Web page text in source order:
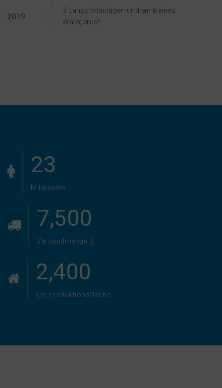
2019
3 Längsteilanlagen und ein kleines
Walzgerüst
23
Mitarbeiter
7,500
Versandmenge [t]
2,400
qm Produktionsfläche